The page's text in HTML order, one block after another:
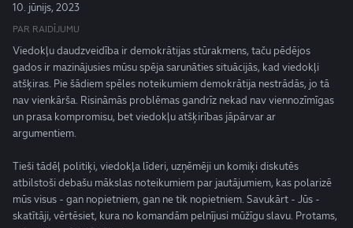
10. jūnijs, 2023
PAR RAIDĪJUMU
Viedokļu daudzveidība ir demokrātijas stūrakmens, taču pēdējos
gados ir mazinājusies mūsu spēja sarunāties situācijās, kad viedokļi
atšķiras. Pie šādiem spēles noteikumiem demokrātija nestrādās, jo tā
nav vienkārša. Risināmās problēmas gandrīz nekad nav viennozīmīgas
un prasa kompromisu, bet viedokļu atšķirības jāpārvar ar
argumentiem.
Tieši tādēļ politiķi, viedokļa līderi, uzņēmēji un komiķi diskutēs
atbilstoši debašu mākslas noteikumiem par jautājumiem, kas polarizē
mūs visus - gan nopietniem, gan ne tik nopietniem. Savukārt - Jūs -
skatītāji, vērtēsiet, kura no komandām pelnījusi mūžīgu slavu. Protams,